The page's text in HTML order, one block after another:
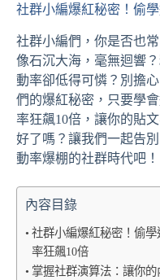
社群小編爆紅秘密！偷
社群小編們，你是否也
像石沉大海，毫無迴響
動率卻低得可憐？別擔
們的爆紅秘密，只要學
率狂飆10倍，讓你的貼
好了嗎？讓我們一起告
動率爆棚的社群時代吧！
內容目錄
社群小編爆紅秘密！偷學
率狂飆10倍
掌握社群演算法：讓你